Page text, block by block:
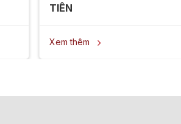
TIÊN ​
Xem thêm 